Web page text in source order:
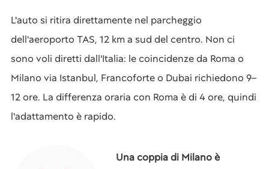
L'auto si ritira direttamente nel parcheggio
dell'aeroporto TAS, 12 km a sud del centro. Non ci
sono voli diretti dall'Italia: le coincidenze da Roma o
Milano via Istanbul, Francoforte o Dubai richiedono 9–
12 ore. La differenza oraria con Roma è di 4 ore, quindi
l'adattamento è rapido.
Una coppia di Milano è